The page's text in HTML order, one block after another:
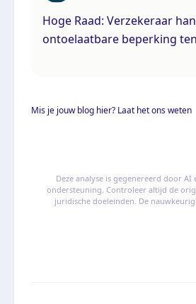
Hoge Raad: Verzekeraar
ontoelaatbare beperking
vergoeding van kosten van
Mis je jouw blog hier? Laat het ons weten
Deze analyse is gegenereerd door
ondersteuning. Controleer altijd de
juridische doeleinden. De